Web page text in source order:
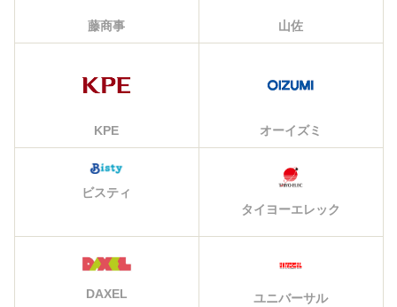
藤商事 山佐
KPE オーイズミ
ビスティ
タイヨーエレック
DAXEL ユニバーサル